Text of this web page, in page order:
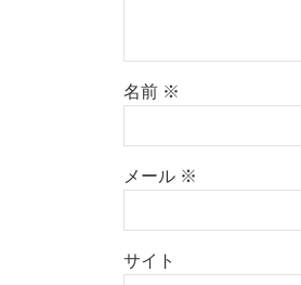
名前 ※
メール ※
サイト